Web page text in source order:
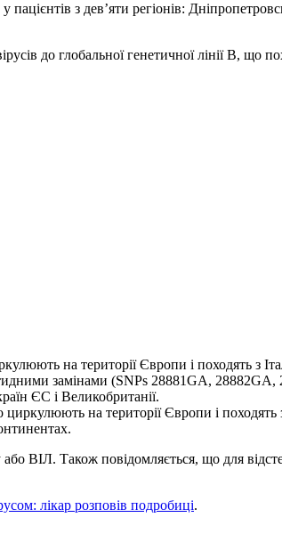
з дев’яти регіонів:
до глобальної генетичної лінії B, що
на території Європи і походять з
замінами (SNPs 28881GA, 28882GA,
ЄС і Великобританії.
на території Європи і походять з
ВІЛ. Також повідомляється, що для
лікар розповів подробиці.